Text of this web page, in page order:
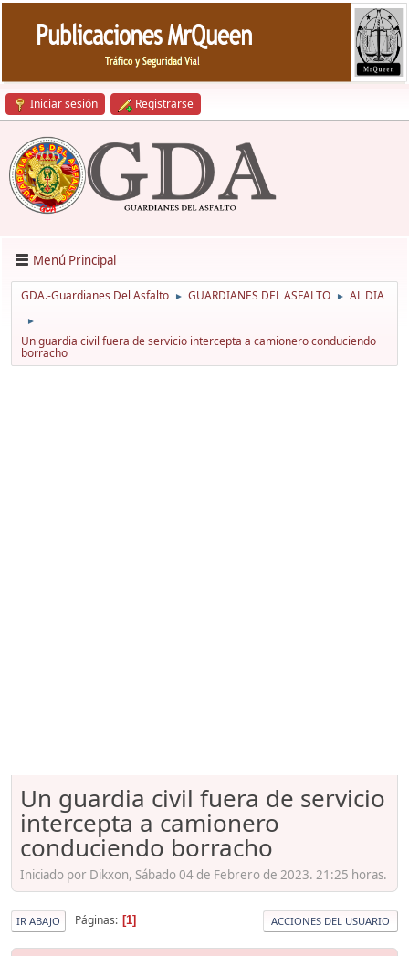
Iniciar sesión Registrarse
Menú Principal
GDA.-Guardianes Del Asfalto ► GUARDIANES DEL ASFALTO ► AL DIA
►
Un guardia civil fuera de servicio intercepta a camionero conduciendo
borracho
Un guardia civil fuera de servicio
intercepta a camionero
conduciendo borracho
Iniciado por Dikxon, Sábado 04 de Febrero de 2023. 21:25 horas.
IR ABAJO Páginas 1 ACCIONES DEL USUARIO